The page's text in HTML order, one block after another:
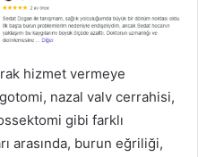
hizmet vermeye
nazal valv cerrahisi,
gibi farklı
arasında, burun eğriliği,